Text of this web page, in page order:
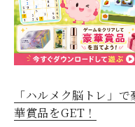
「ハルメク脳トレ」で
華賞品をGET！